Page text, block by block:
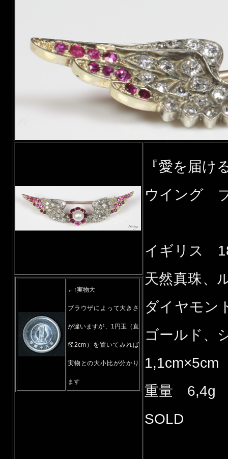
『愛を届け
ウイング
イギリス
天然真珠、
ダイヤモン
ゴールド、
1,1cm×5cm
重量 6,4g
SOLD
←↑実物大
ブラウザによって大きさ
が違いますが、1円玉（直
径2cm）を置いてみれば
実物との大小比が分かり
ます